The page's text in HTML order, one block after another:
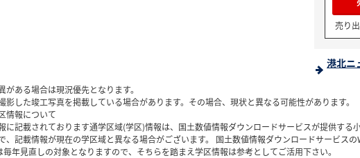
売り
港北ニ
ある場合は現況優先となります。
した竣工写真を掲載している場合があります。その場合、現状と異なる可能性があります。
情報について
に記載されております通学区域(学区)情報は、国土数値情報ダウンロードサービスが提供す
、記載情報が現在の学区域と異なる場合がございます。 国土数値情報ダウンロードサービス
年見直しの対象となりますので、そちらを踏まえ学区情報は参考としてご活用下さい。